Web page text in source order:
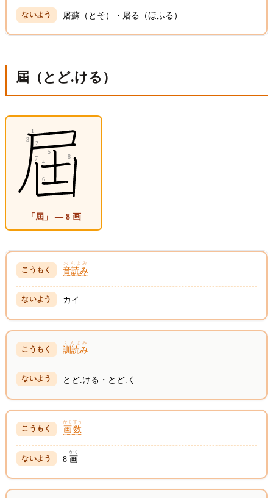
屠蘇（とそ）・屠る（ほふる）
屆（とど.ける）
「屆」 — 8 画
音読み
おんよみ
カイ
訓読み
くんよみ
とど.ける・とど.く
画数
かくすう
8画
かく